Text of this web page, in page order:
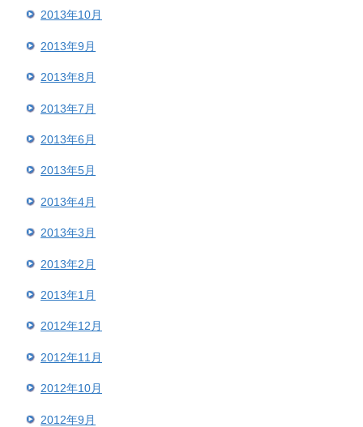
2013年10月
2013年9月
2013年8月
2013年7月
2013年6月
2013年5月
2013年4月
2013年3月
2013年2月
2013年1月
2012年12月
2012年11月
2012年10月
2012年9月